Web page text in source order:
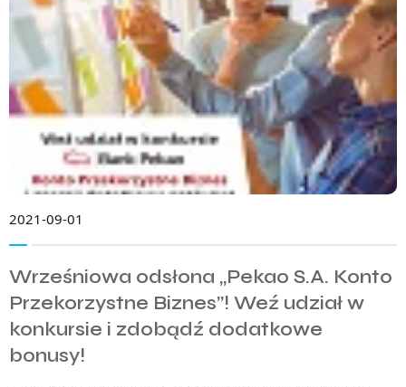
2021-09-01
Wrześniowa odsłona „Pekao S.A. Konto
Przekorzystne Biznes”! Weź udział w
konkursie i zdobądź dodatkowe
bonusy!